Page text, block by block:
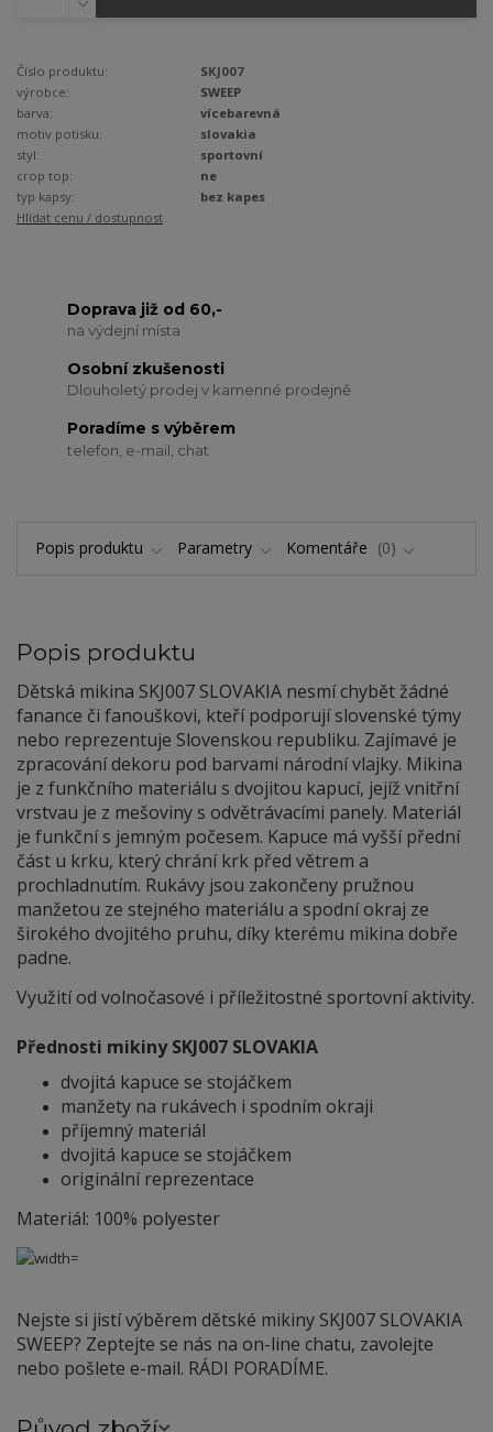
Číslo produktu:
SKJ007
výrobce:
SWEEP
barva:
vícebarevná
motiv potisku:
slovakia
styl:
sportovní
crop top:
ne
typ kapsy:
bez kapes
Hlídat cenu / dostupnost
Doprava již od 60,-
na výdejní místa
Osobní zkušenosti
Dlouholetý prodej v kamenné prodejně
Poradíme s výběrem
telefon, e-mail, chat
Popis produktu Parametry Komentáře 0
Popis produktu
Dětská mikina SKJ007 SLOVAKIA nesmí chybět žádné
fanance či fanouškovi, kteří podporují slovenské týmy
nebo reprezentuje Slovenskou republiku. Zajímavé je
zpracování dekoru pod barvami národní vlajky. Mikina
je z funkčního materiálu s dvojitou kapucí, jejíž vnitřní
vrstvau je z mešoviny s odvětrávacími panely. Materiál
je funkční s jemným počesem. Kapuce má vyšší přední
část u krku, který chrání krk před větrem a
prochladnutím. Rukávy jsou zakončeny pružnou
manžetou ze stejného materiálu a spodní okraj ze
širokého dvojitého pruhu, díky kterému mikina dobře
padne.
Využití od volnočasové i příležitostné sportovní aktivity.
Přednosti mikiny SKJ007 SLOVAKIA
dvojitá kapuce se stojáčkem
manžety na rukávech i spodním okraji
příjemný materiál
dvojitá kapuce se stojáčkem
originální reprezentace
Materiál: 100% polyester
Nejste si jistí výběrem dětské mikiny SKJ007 SLOVAKIA
SWEEP? Zeptejte se nás na on-line chatu, zavolejte
nebo pošlete e-mail. RÁDI PORADÍME.